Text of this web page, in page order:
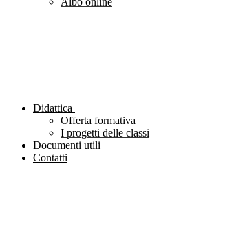
Didattica
Offerta formativa
I progetti delle classi
Documenti utili
Contatti